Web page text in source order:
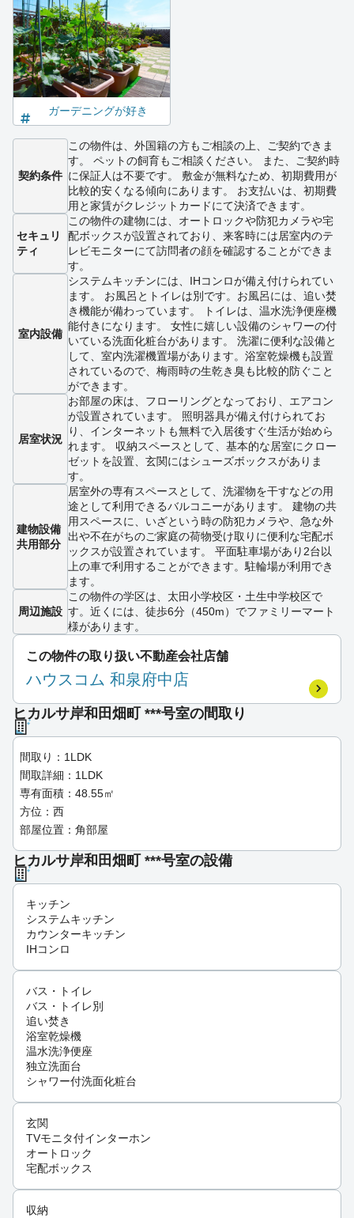
ガーデニングが好き
契約条件
この物件は、外国籍の方もご相談の上、ご契約できま
す。 ペットの飼育もご相談ください。 また、ご契約時
に保証人は不要です。 敷金が無料なため、初期費用が
比較的安くなる傾向にあります。 お支払いは、初期費
用と家賃がクレジットカードにて決済できます。
セキュリ
ティ
この物件の建物には、オートロックや防犯カメラや宅
配ボックスが設置されており、来客時には居室内のテ
レビモニターにて訪問者の顔を確認することができま
す。
室内設備
システムキッチンには、IHコンロが備え付けられてい
ます。 お風呂とトイレは別です。お風呂には、追い焚
き機能が備わっています。 トイレは、温水洗浄便座機
能付きになります。 女性に嬉しい設備のシャワーの付
いている洗面化粧台があります。 洗濯に便利な設備と
して、室内洗濯機置場があります。浴室乾燥機も設置
されているので、梅雨時の生乾き臭も比較的防ぐこと
ができます。
居室状況
お部屋の床は、フローリングとなっており、エアコン
が設置されています。 照明器具が備え付けられてお
り、インターネットも無料で入居後すぐ生活が始めら
れます。 収納スペースとして、基本的な居室にクロー
ゼットを設置、玄関にはシューズボックスがありま
す。
建物設備
共用部分
居室外の専有スペースとして、洗濯物を干すなどの用
途として利用できるバルコニーがあります。 建物の共
用スペースに、いざという時の防犯カメラや、急な外
出や不在がちのご家庭の荷物受け取りに便利な宅配ボ
ックスが設置されています。 平面駐車場があり2台以
上の車で利用することができます。駐輪場が利用でき
ます。
周辺施設
この物件の学区は、太田小学校区・土生中学校区で
す。近くには、徒歩6分（450m）でファミリーマート
様があります。
この物件の取り扱い不動産会社店舗
ハウスコム 和泉府中店
ヒカルサ岸和田畑町 ***号室の間取り
間取り：1LDK
間取詳細：1LDK
専有面積：48.55㎡
方位：西
部屋位置：角部屋
ヒカルサ岸和田畑町 ***号室の設備
キッチン
システムキッチン
カウンターキッチン
IHコンロ
バス・トイレ
バス・トイレ別
追い焚き
浴室乾燥機
温水洗浄便座
独立洗面台
シャワー付洗面化粧台
玄関
TVモニタ付インターホン
オートロック
宅配ボックス
収納